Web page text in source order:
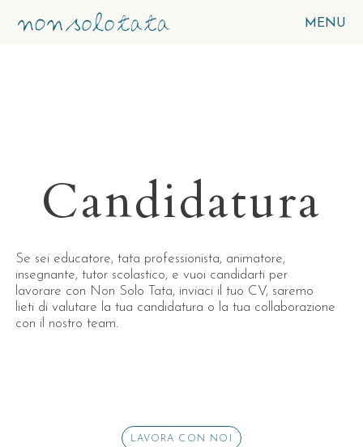
MENU
Candidatura
Se sei educatore, tata professionista, animatore,
insegnante, tutor scolastico, e vuoi candidarti per
lavorare con Non Solo Tata, inviaci il tuo CV, saremo
lieti di valutare la tua candidatura o la tua collaborazione
con il nostro team.
LAVORA CON NOI